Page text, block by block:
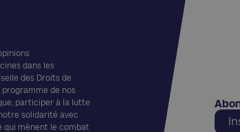
dans les
des Droits de
programme de nos
participer à la lutte
solidarité avec
qui mènent le combat